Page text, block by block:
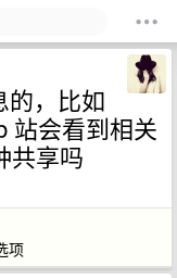
的，比如
站会看到相关
共享吗
项